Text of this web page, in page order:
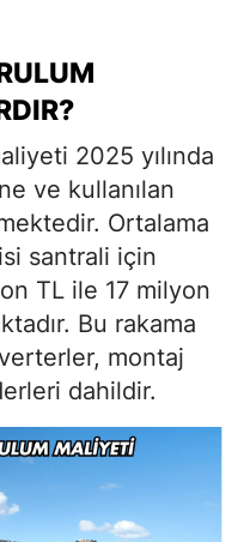
2025 yılında
ve kullanılan
Ortalama
santrali için
TL ile 17 milyon
Bu rakama
montaj
dahildir.